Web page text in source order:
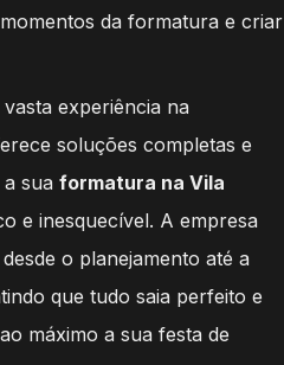
da formatura e criar
experiência na
soluções completas e
sua formatura na Vila
e inesquecível. A empresa
o planejamento até a
que tudo saia perfeito e
máximo a sua festa de